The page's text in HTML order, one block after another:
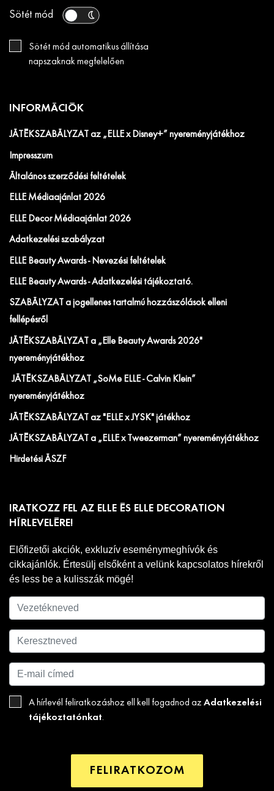
Sötét mód
Sötét mód automatikus állítása
napszaknak megfelelően
INFORMÁCIÓK
JÁTÉKSZABÁLYZAT az „ELLE x Disney+” nyereményjátékhoz
Impresszum
Általános szerződési feltételek
ELLE Médiaajánlat 2026
ELLE Decor Médiaajánlat 2026
Adatkezelési szabályzat
ELLE Beauty Awards - Nevezési feltételek
ELLE Beauty Awards - Adatkezelési tájékoztató.
SZABÁLYZAT a jogellenes tartalmú hozzászólások elleni
fellépésről
JÁTÉKSZABÁLYZAT a „Elle Beauty Awards 2026"
nyereményjátékhoz
JÁTÉKSZABÁLYZAT „SoMe ELLE - Calvin Klein”
nyereményjátékhoz
JÁTÉKSZABÁLYZAT az "ELLE x JYSK" játékhoz
JÁTÉKSZABÁLYZAT a „ELLE x Tweezerman” nyereményjátékhoz
Hirdetési ÁSZF
IRATKOZZ FEL AZ ELLE ÉS ELLE DECORATION
HÍRLEVELÉRE!
Előfizetői akciók, exkluzív eseménymeghívók és
cikkajánlók. Értesülj elsőként a velünk kapcsolatos hírekről
és less be a kulisszák mögé!
A hírlevél feliratkozáshoz ell kell fogadnod az Adatkezelési
tájékoztatónkat.
FELIRATKOZOM